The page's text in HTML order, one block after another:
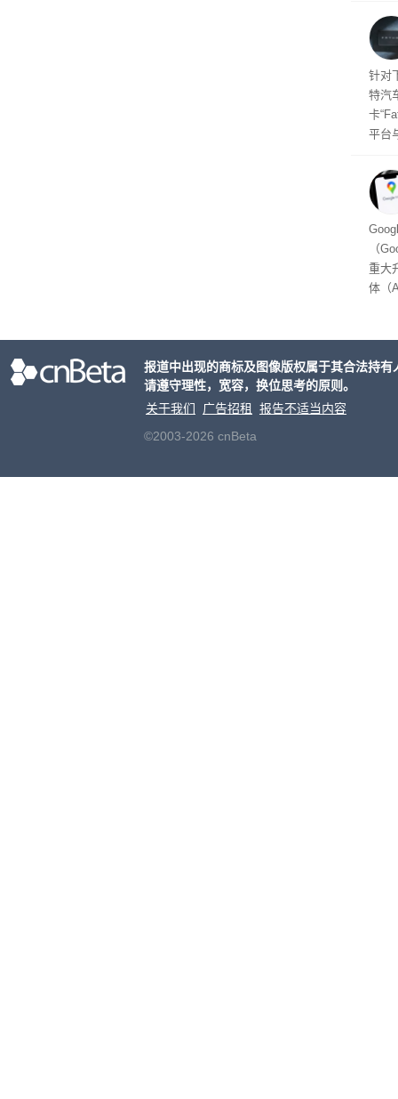
将
的技
起
针对
特汽
卡
平台
车
及
（
重大
体（
用的
报道中出现的商标及图像版权属于其合法持
请遵守理性，宽容，换位思考的原则。
关于我们
广告招租
报告不适当内容
©2003-2026 cnBeta